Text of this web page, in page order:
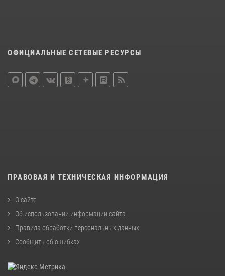
ОФИЦИАЛЬНЫЕ СЕТЕВЫЕ РЕСУРСЫ
ПРАВОВАЯ И ТЕХНИЧЕСКАЯ ИНФОРМАЦИЯ
О сайте
Об использовании информации сайта
Правила обработки персональных данных
Сообщить об ошибках